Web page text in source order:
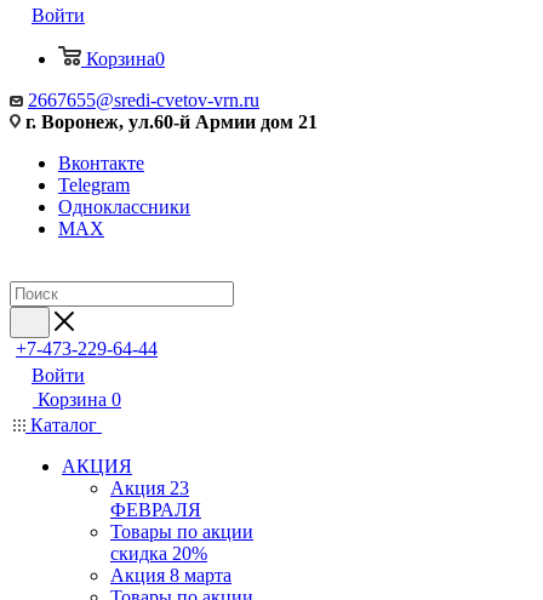
Войти
Корзина0
2667655@sredi-cvetov-vrn.ru
г. Воронеж, ул.60-й Армии дом 21
Вконтакте
Telegram
Одноклассники
MAX
+7-473-229-64-44
Войти
Корзина 0
Каталог
АКЦИЯ
Акция 23
ФЕВРАЛЯ
Товары по акции
скидка 20%
Акция 8 марта